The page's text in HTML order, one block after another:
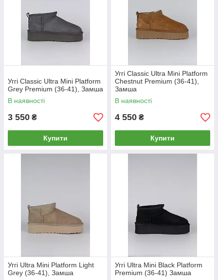
Уггі Classic Ultra Mini Platform
Grey Premium (36-41), Замша
В наявності
3 550 ₴
Купити
Уггі Classic Ultra Mini Platform
Chestnut Premium (36-41),
Замша
В наявності
4 550 ₴
Купити
Уггі Ultra Mini Platform Light
Grey (36-41), Замша
Уггі Ultra Mini Black Platform
Premium (36-41) Замша